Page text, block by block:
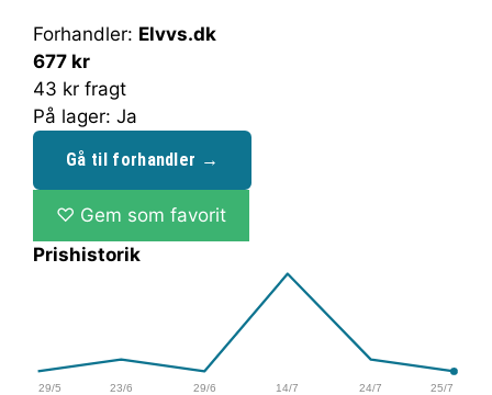
Forhandler: Elvvs.dk
677 kr
43 kr fragt
På lager: Ja
Gå til forhandler →
♡ Gem som favorit
Prishistorik
29/5 23/6 29/6 14/7 24/7 25/7